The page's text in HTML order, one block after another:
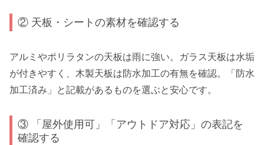
② 天板・シートの素材を確認する
アルミやポリラタンの天板は雨に強い。ガラス天板は水垢
が付きやすく、木製天板は防水加工の有無を確認。「防水
加工済み」と記載があるものを選ぶと安心です。
③ 「屋外使用可」「アウトドア対応」の表記を
確認する